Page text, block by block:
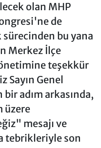
olan MHP
de
sürecinden bu yana
Merkez İlçe
teşekkür
Genel
bir adım arkasında,
üzere
mesajı ve
tebrikleriyle son